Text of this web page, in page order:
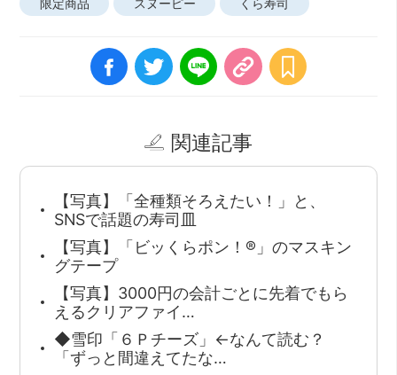
限定商品 スヌーピー くら寿司
関連記事
【写真】「全種類そろえたい！」と、
SNSで話題の寿司皿
【写真】「ビッくらポン！®」のマスキン
グテープ
【写真】3000円の会計ごとに先着でもら
えるクリアファイ…
◆雪印「６Ｐチーズ」←なんて読む？
「ずっと間違えてたな…